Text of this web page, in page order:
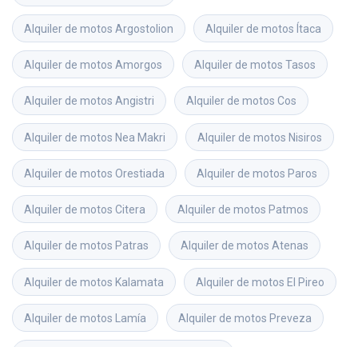
Alquiler de motos Argostolion Alquiler de motos Ítaca
Alquiler de motos Amorgos Alquiler de motos Tasos
Alquiler de motos Angistri Alquiler de motos Cos
Alquiler de motos Nea Makri Alquiler de motos Nisiros
Alquiler de motos Orestiada Alquiler de motos Paros
Alquiler de motos Citera Alquiler de motos Patmos
Alquiler de motos Patras Alquiler de motos Atenas
Alquiler de motos Kalamata Alquiler de motos El Pireo
Alquiler de motos Lamía Alquiler de motos Preveza